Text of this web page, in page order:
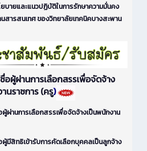
ยบายและแนวปฏิบัติในการรักษาความมั่นคง
สารสนเทศ ของวิทยาลัยเทคนิคบางสะพาน
อผู้ผ่านการเลือกสรรเพื่อจัดจ้าง
นราชการ (ครู)
ผู้ผ่านการเลือกสรรเพื่อจัดจ้างเป็นพนักงาน
ผู้มีสิทธิเข้ารับการคัดเลือกบุคคลเป็นลูกจ้าง